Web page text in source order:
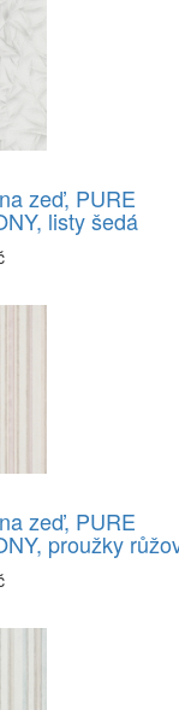
zeď, PURE
listy šedá
zeď, PURE
proužky